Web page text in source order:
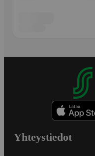
Yhteystiedot